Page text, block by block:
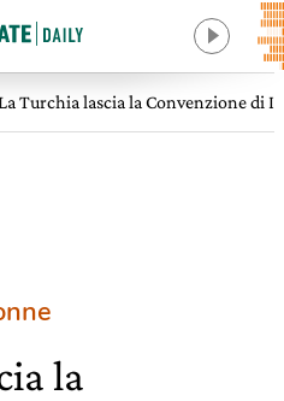
Turchia lascia la Convenzione di
la